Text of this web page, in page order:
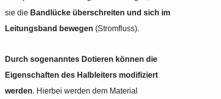
sie die Bandlücke überschreiten und sich im
Leitungsband bewegen (Stromfluss).
Durch sogenanntes Dotieren können die
Eigenschaften des Halbleiters modifiziert
werden. Hierbei werden dem Material